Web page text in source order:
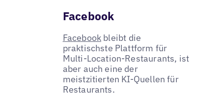
Facebook
Facebook bleibt die
praktischste Plattform für
Multi-Location-Restaurants, ist
aber auch eine der
meistzitierten KI-Quellen für
Restaurants.